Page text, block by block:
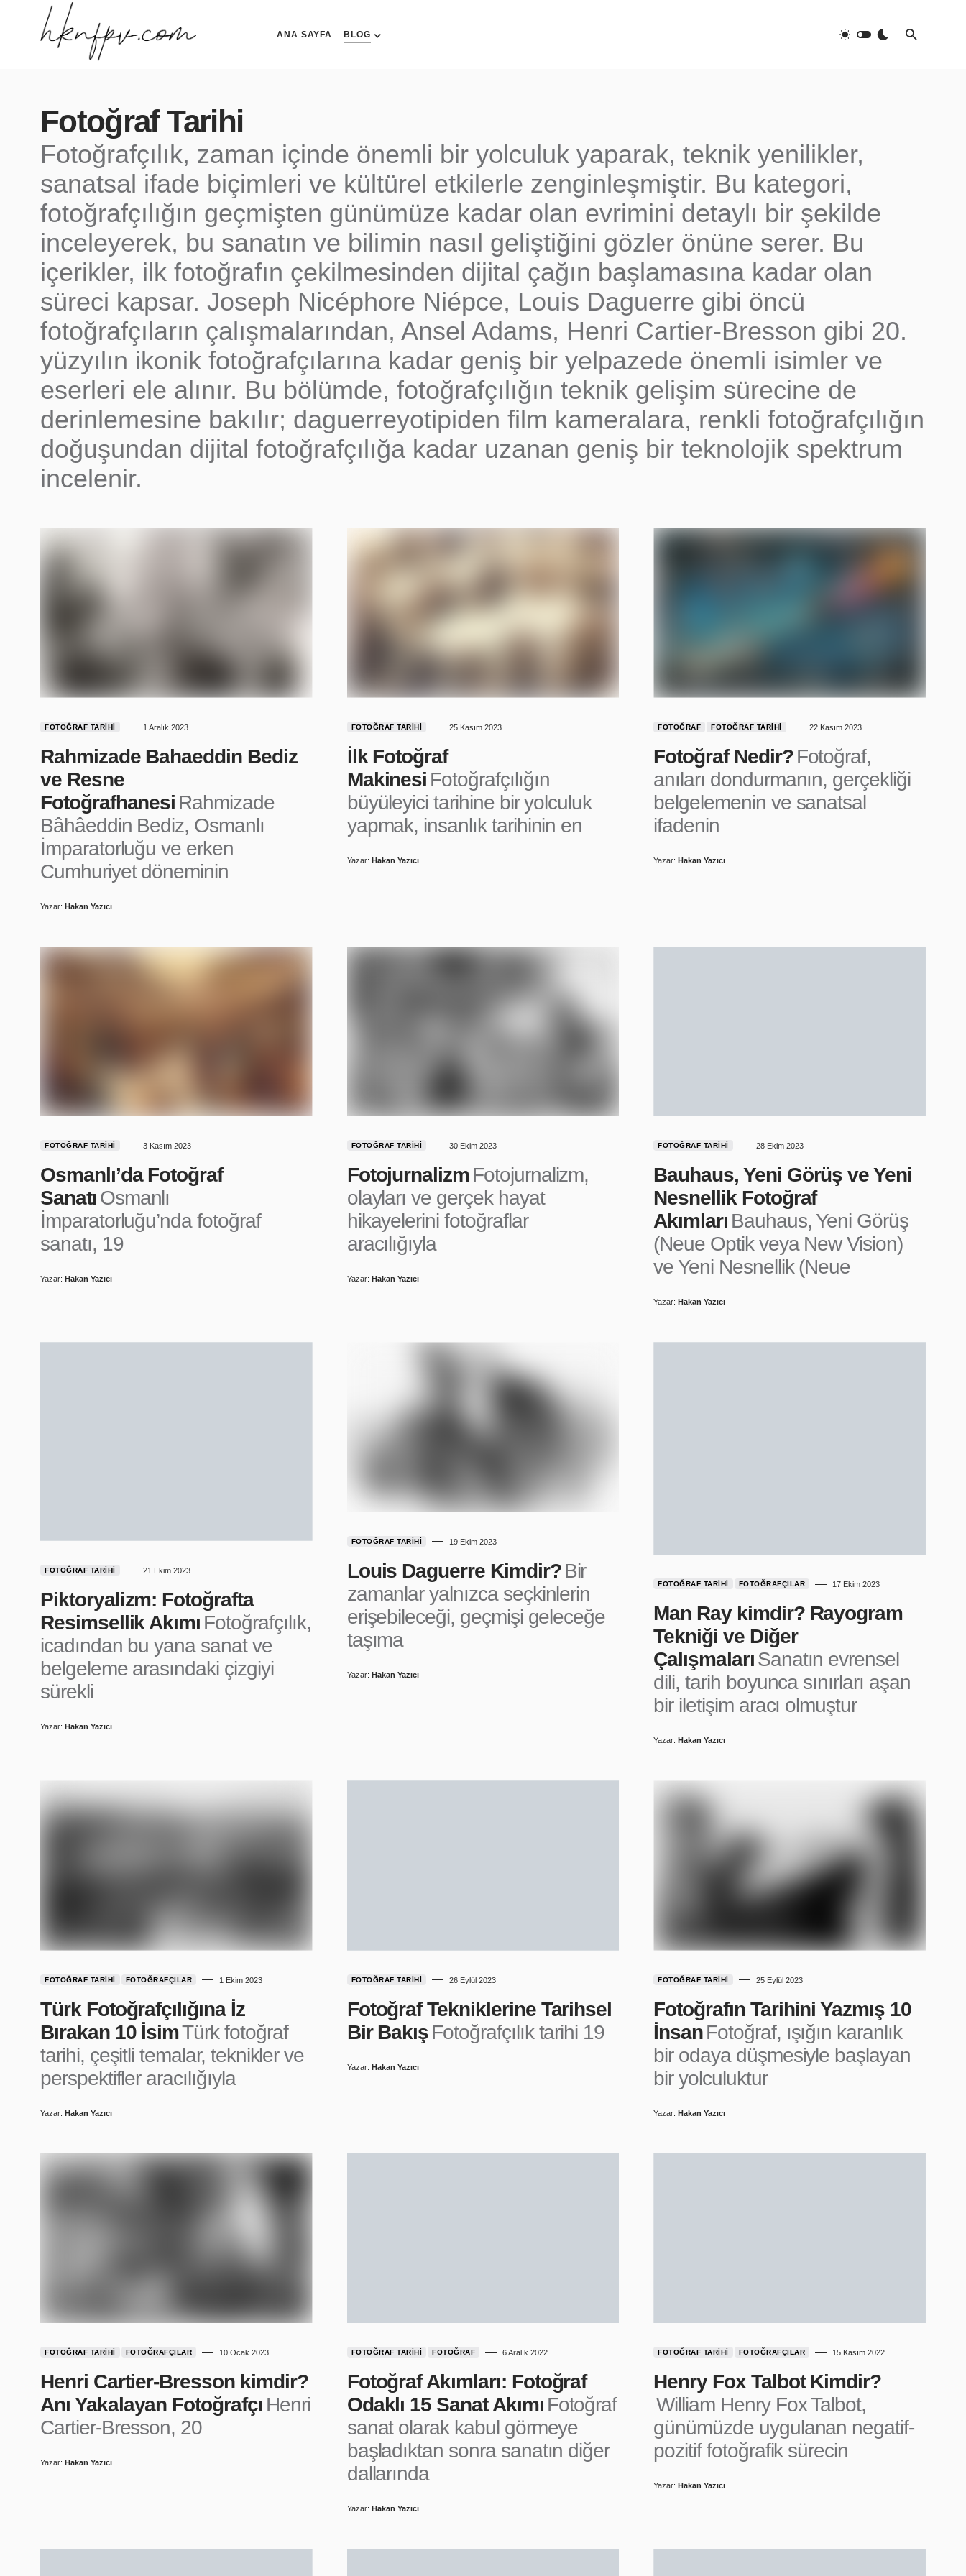
ANA SAYFA BLOG
Fotoğraf Tarihi
Fotoğrafçılık, zaman içinde önemli bir yolculuk yaparak, teknik yenilikler,
sanatsal ifade biçimleri ve kültürel etkilerle zenginleşmiştir. Bu kategori,
fotoğrafçılığın geçmişten günümüze kadar olan evrimini detaylı bir şekilde
inceleyerek, bu sanatın ve bilimin nasıl geliştiğini gözler önüne serer. Bu
içerikler, ilk fotoğrafın çekilmesinden dijital çağın başlamasına kadar olan
süreci kapsar. Joseph Nicéphore Niépce, Louis Daguerre gibi öncü
fotoğrafçıların çalışmalarından, Ansel Adams, Henri Cartier-Bresson gibi 20.
yüzyılın ikonik fotoğrafçılarına kadar geniş bir yelpazede önemli isimler ve
eserleri ele alınır. Bu bölümde, fotoğrafçılığın teknik gelişim sürecine de
derinlemesine bakılır; daguerreyotipiden film kameralara, renkli fotoğrafçılığın
doğuşundan dijital fotoğrafçılığa kadar uzanan geniş bir teknolojik spektrum
incelenir.
FOTOĞRAF TARIHI 1 Aralık 2023
Rahmizade Bahaeddin Bediz
ve Resne
Fotoğrafhanesi Rahmizade
Bâhâeddin Bediz, Osmanlı
İmparatorluğu ve erken
Cumhuriyet döneminin
Yazar: Hakan Yazıcı
FOTOĞRAF TARIHI 25 Kasım 2023
İlk Fotoğraf
Makinesi Fotoğrafçılığın
büyüleyici tarihine bir yolculuk
yapmak, insanlık tarihinin en
Yazar: Hakan Yazıcı
FOTOĞRAF FOTOĞRAF TARIHI 22 Kasım 2023
Fotoğraf Nedir? Fotoğraf,
anıları dondurmanın, gerçekliği
belgelemenin ve sanatsal
ifadenin
Yazar: Hakan Yazıcı
FOTOĞRAF TARIHI 3 Kasım 2023
Osmanlı’da Fotoğraf
SanatıOsmanlı
İmparatorluğu’nda fotoğraf
sanatı, 19
Yazar: Hakan Yazıcı
FOTOĞRAF TARIHI 30 Ekim 2023
FotojurnalizmFotojurnalizm,
olayları ve gerçek hayat
hikayelerini fotoğraflar
aracılığıyla
Yazar: Hakan Yazıcı
FOTOĞRAF TARIHI 28 Ekim 2023
Bauhaus, Yeni Görüş ve Yeni
Nesnellik Fotoğraf
Akımları Bauhaus, Yeni Görüş
(Neue Optik veya New Vision)
ve Yeni Nesnellik (Neue
Yazar: Hakan Yazıcı
FOTOĞRAF TARIHI 21 Ekim 2023
Piktoryalizm: Fotoğrafta
Resimsellik Akımı Fotoğrafçılık,
icadından bu yana sanat ve
belgeleme arasındaki çizgiyi
sürekli
Yazar: Hakan Yazıcı
FOTOĞRAF TARIHI 19 Ekim 2023
Louis Daguerre Kimdir? Bir
zamanlar yalnızca seçkinlerin
erişebileceği, geçmişi geleceğe
taşıma
Yazar: Hakan Yazıcı
FOTOĞRAF TARIHI FOTOĞRAFÇILAR 17 Ekim 2023
Man Ray kimdir? Rayogram
Tekniği ve Diğer
ÇalışmalarıSanatın evrensel
dili, tarih boyunca sınırları aşan
bir iletişim aracı olmuştur
Yazar: Hakan Yazıcı
FOTOĞRAF TARIHI FOTOĞRAFÇILAR 1 Ekim 2023
Türk Fotoğrafçılığına İz
Bırakan 10 İsimTürk fotoğraf
tarihi, çeşitli temalar, teknikler ve
perspektifler aracılığıyla
Yazar: Hakan Yazıcı
FOTOĞRAF TARIHI 26 Eylül 2023
Fotoğraf Tekniklerine Tarihsel
Bir BakışFotoğrafçılık tarihi 19
Yazar: Hakan Yazıcı
FOTOĞRAF TARIHI 25 Eylül 2023
Fotoğrafın Tarihini Yazmış 10
İnsanFotoğraf, ışığın karanlık
bir odaya düşmesiyle başlayan
bir yolculuktur
Yazar: Hakan Yazıcı
FOTOĞRAF TARIHI FOTOĞRAFÇILAR 10 Ocak 2023
Henri Cartier-Bresson kimdir?
Anı Yakalayan Fotoğrafçı Henri
Cartier-Bresson, 20
Yazar: Hakan Yazıcı
FOTOĞRAF TARIHI FOTOĞRAF 6 Aralık 2022
Fotoğraf Akımları: Fotoğraf
Odaklı 15 Sanat Akımı Fotoğraf
sanat olarak kabul görmeye
başladıktan sonra sanatın diğer
dallarında
Yazar: Hakan Yazıcı
FOTOĞRAF TARIHI FOTOĞRAFÇILAR 15 Kasım 2022
Henry Fox Talbot Kimdir?
William Henry Fox Talbot,
günümüzde uygulanan negatif-
pozitif fotoğrafik sürecin
Yazar: Hakan Yazıcı